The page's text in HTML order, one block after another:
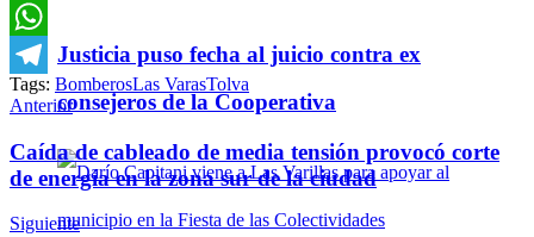
Justicia puso fecha al juicio contra ex
consejeros de la Cooperativa
Email
WhatsApp
Telegram
Tags: BomberosLas VarasTolva
Anterior
Caída de cableado de media tensión provocó corte
de energía en la zona sur de la ciudad
Siguiente